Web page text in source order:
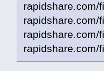
rapidshare.com/
rapidshare.com/
rapidshare.com/
rapidshare.com/